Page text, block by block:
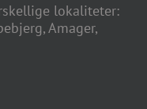
lokaliteter:
Amager,